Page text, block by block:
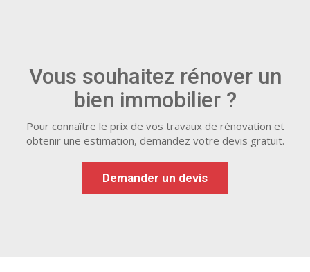
Vous souhaitez rénover un
bien immobilier ?
Pour connaître le prix de vos travaux de rénovation et
obtenir une estimation, demandez votre devis gratuit.
Demander un devis